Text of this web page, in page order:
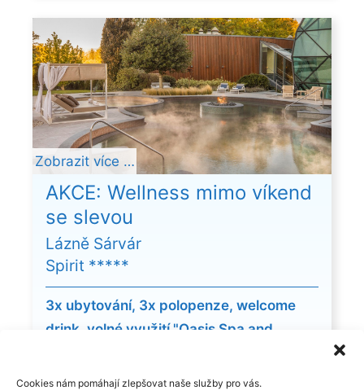
Cookies nám pomáhají zlepšovat naše služby pro vás.
AKCE: Wellness mimo víkend
se slevou
Lázně Sárvár
Spirit *****
3x ubytování, 3x polopenze, welcome
drink, volné využití "Oasis Spa and
za akční cenu od 10.250,- Kč!
Zobrazit více …